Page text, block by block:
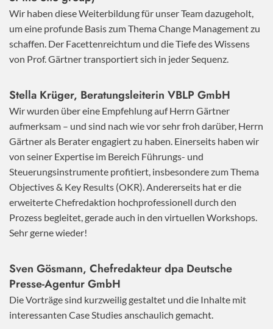
Wir haben diese Weiterbildung für unser Team dazugeholt,
um eine profunde Basis zum Thema Change Management zu
schaffen. Der Facettenreichtum und die Tiefe des Wissens
von Prof. Gärtner transportiert sich in jeder Sequenz.
Stella Krüger, Beratungsleiterin VBLP GmbH
Wir wurden über eine Empfehlung auf Herrn Gärtner
aufmerksam – und sind nach wie vor sehr froh darüber, Herrn
Gärtner als Berater engagiert zu haben. Einerseits haben wir
von seiner Expertise im Bereich Führungs- und
Steuerungsinstrumente profitiert, insbesondere zum Thema
Objectives & Key Results (OKR). Andererseits hat er die
erweiterte Chefredaktion hochprofessionell durch den
Prozess begleitet, gerade auch in den virtuellen Workshops.
Sehr gerne wieder!
Sven Gösmann, Chefredakteur dpa Deutsche
Presse-Agentur GmbH
Die Vorträge sind kurzweilig gestaltet und die Inhalte mit
interessanten Case Studies anschaulich gemacht.